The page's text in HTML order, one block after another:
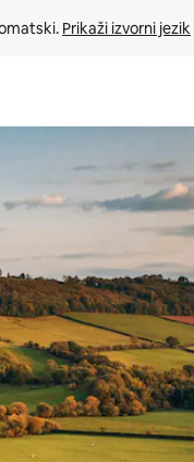
Prikaži izvorni jezik
dolje, kao i dodirom